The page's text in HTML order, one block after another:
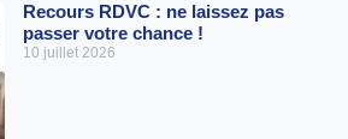
Recours RDVC : ne laissez pas
passer votre chance !
10 juillet 2026